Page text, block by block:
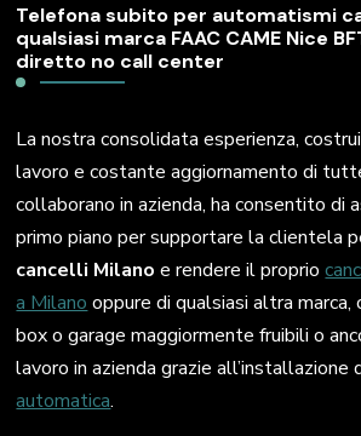
Telefona subito per automatismi
qualsiasi marca FAAC CAME Nice
diretto no call center
La nostra consolidata esperienza,
lavoro e costante aggiornamento di
collaborano in azienda, ha consentito di
primo piano per supportare la clientela
cancelli Milano e rendere il proprio
a Milano oppure di qualsiasi altra
box o garage maggiormente fruibili o
lavoro in azienda grazie all’installazione
automatica.